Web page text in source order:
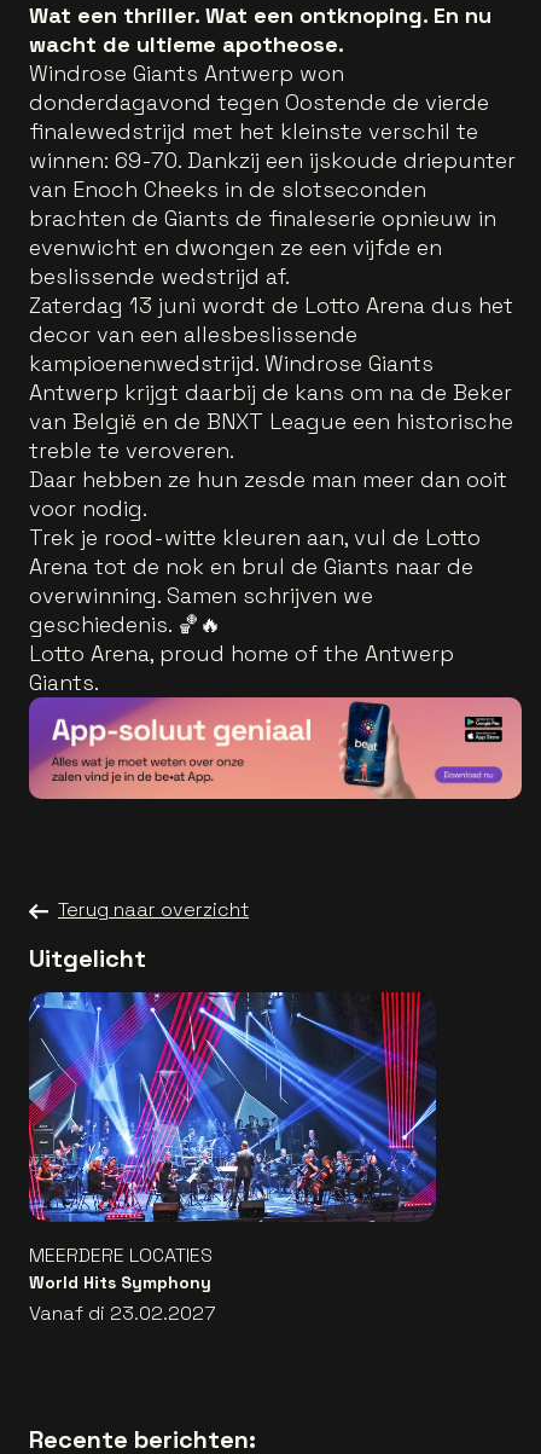
Wat een thriller. Wat een ontknoping. En nu
wacht de ultieme apotheose.
Windrose Giants Antwerp won
donderdagavond tegen Oostende de vierde
finalewedstrijd met het kleinste verschil te
winnen: 69-70. Dankzij een ijskoude driepunter
van Enoch Cheeks in de slotseconden
brachten de Giants de finaleserie opnieuw in
evenwicht en dwongen ze een vijfde en
beslissende wedstrijd af.
Zaterdag 13 juni wordt de Lotto Arena dus het
decor van een allesbeslissende
kampioenenwedstrijd. Windrose Giants
Antwerp krijgt daarbij de kans om na de Beker
van België en de BNXT League een historische
treble te veroveren.
Daar hebben ze hun zesde man meer dan ooit
voor nodig.
Trek je rood-witte kleuren aan, vul de Lotto
Arena tot de nok en brul de Giants naar de
overwinning. Samen schrijven we
geschiedenis. 🏀🔥
Lotto Arena, proud home of the Antwerp
Giants.
Terug naar overzicht
Uitgelicht
MEERDERE LOCATIES
World Hits Symphony
Vanaf di 23.02.2027
Recente berichten: